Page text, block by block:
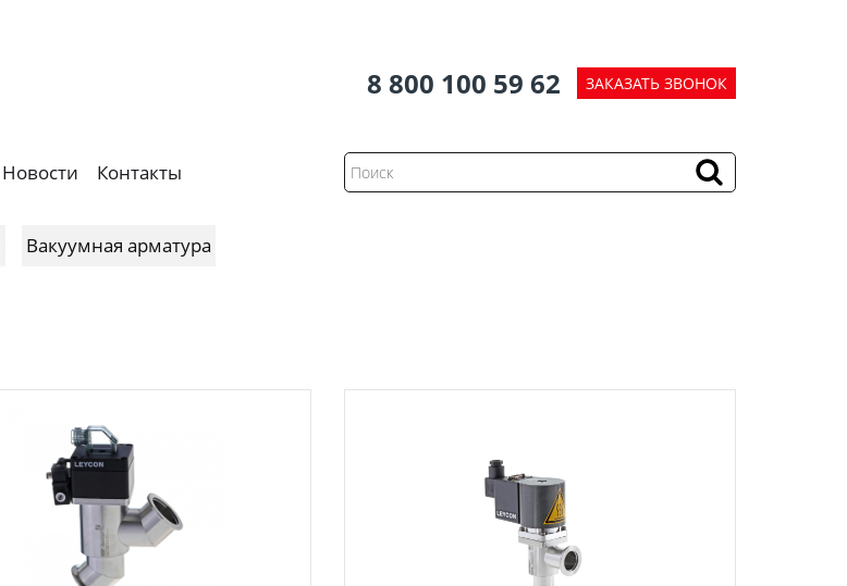
ЗАКАЗАТЬ ЗВОНОК
8 800 100 59 62
Новости Контакты
Вакуумная арматура